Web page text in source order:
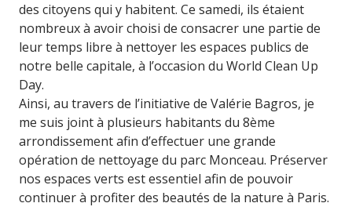
des citoyens qui y habitent. Ce samedi, ils étaient
nombreux à avoir choisi de consacrer une partie de
leur temps libre à nettoyer les espaces publics de
notre belle capitale, à l’occasion du World Clean Up
Day.
Ainsi, au travers de l’initiative de Valérie Bagros, je
me suis joint à plusieurs habitants du 8ème
arrondissement afin d’effectuer une grande
opération de nettoyage du parc Monceau. Préserver
nos espaces verts est essentiel afin de pouvoir
continuer à profiter des beautés de la nature à Paris.